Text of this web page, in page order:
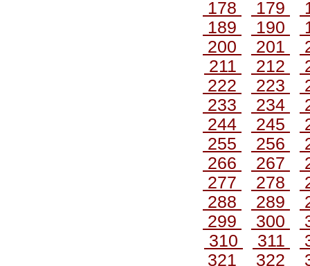
178
179
189
190
200
201
211
212
222
223
233
234
244
245
255
256
266
267
277
278
288
289
299
300
310
311
321
322